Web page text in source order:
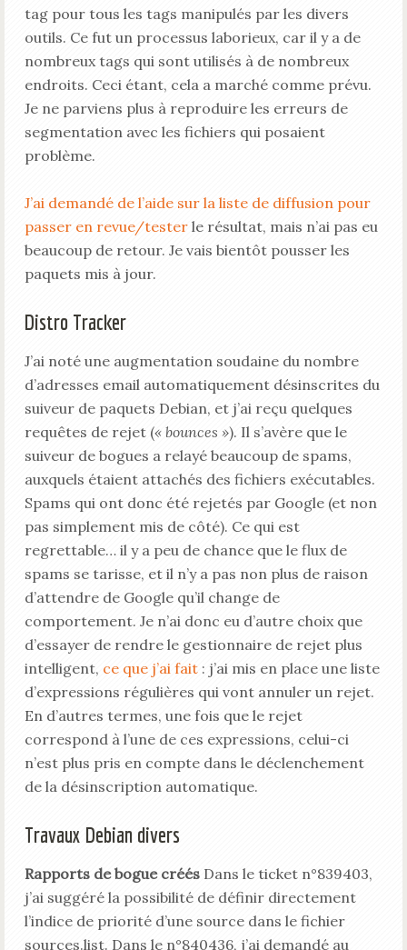
tag pour tous les tags manipulés par les divers
outils. Ce fut un processus laborieux, car il y a de
nombreux tags qui sont utilisés à de nombreux
endroits. Ceci étant, cela a marché comme prévu.
Je ne parviens plus à reproduire les erreurs de
segmentation avec les fichiers qui posaient
problème.
J’ai demandé de l’aide sur la liste de diffusion pour
passer en revue/testerle résultat, mais n’ai pas eu
beaucoup de retour. Je vais bientôt pousser les
paquets mis à jour.
Distro Tracker
J’ai noté une augmentation soudaine du nombre
d’adresses email automatiquement désinscrites du
suiveur de paquets Debian, et j’ai reçu quelques
requêtes de rejet (« bounces »). Il s’avère que le
suiveur de bogues a relayé beaucoup de spams,
auxquels étaient attachés des fichiers exécutables.
Spams qui ont donc été rejetés par Google (et non
pas simplement mis de côté). Ce qui est
regrettable… il y a peu de chance que le flux de
spams se tarisse, et il n’y a pas non plus de raison
d’attendre de Google qu’il change de
comportement. Je n’ai donc eu d’autre choix que
d’essayer de rendre le gestionnaire de rejet plus
intelligent, ce que j’ai fait: j’ai mis en place une liste
d’expressions régulières qui vont annuler un rejet.
En d’autres termes, une fois que le rejet
correspond à l’une de ces expressions, celui-ci
n’est plus pris en compte dans le déclenchement
de la désinscription automatique.
Travaux Debian divers
Rapports de bogue créésDans le ticket n°839403,
j’ai suggéré la possibilité de définir directement
l’indice de priorité d’une source dans le fichier
sources.list. Dans le n°840436, j’ai demandé au